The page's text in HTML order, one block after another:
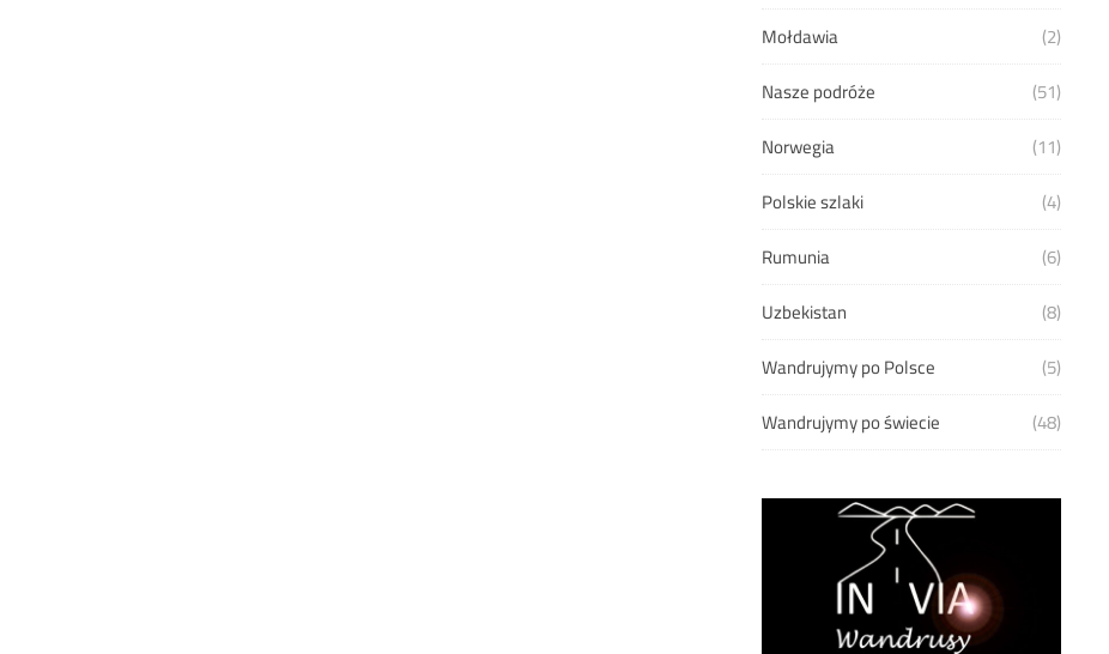
Mołdawia
(2)
Nasze podróże
(51)
Norwegia
(11)
Polskie szlaki
(4)
Rumunia
(6)
Uzbekistan
(8)
Wandrujymy po Polsce
(5)
Wandrujymy po świecie
(48)